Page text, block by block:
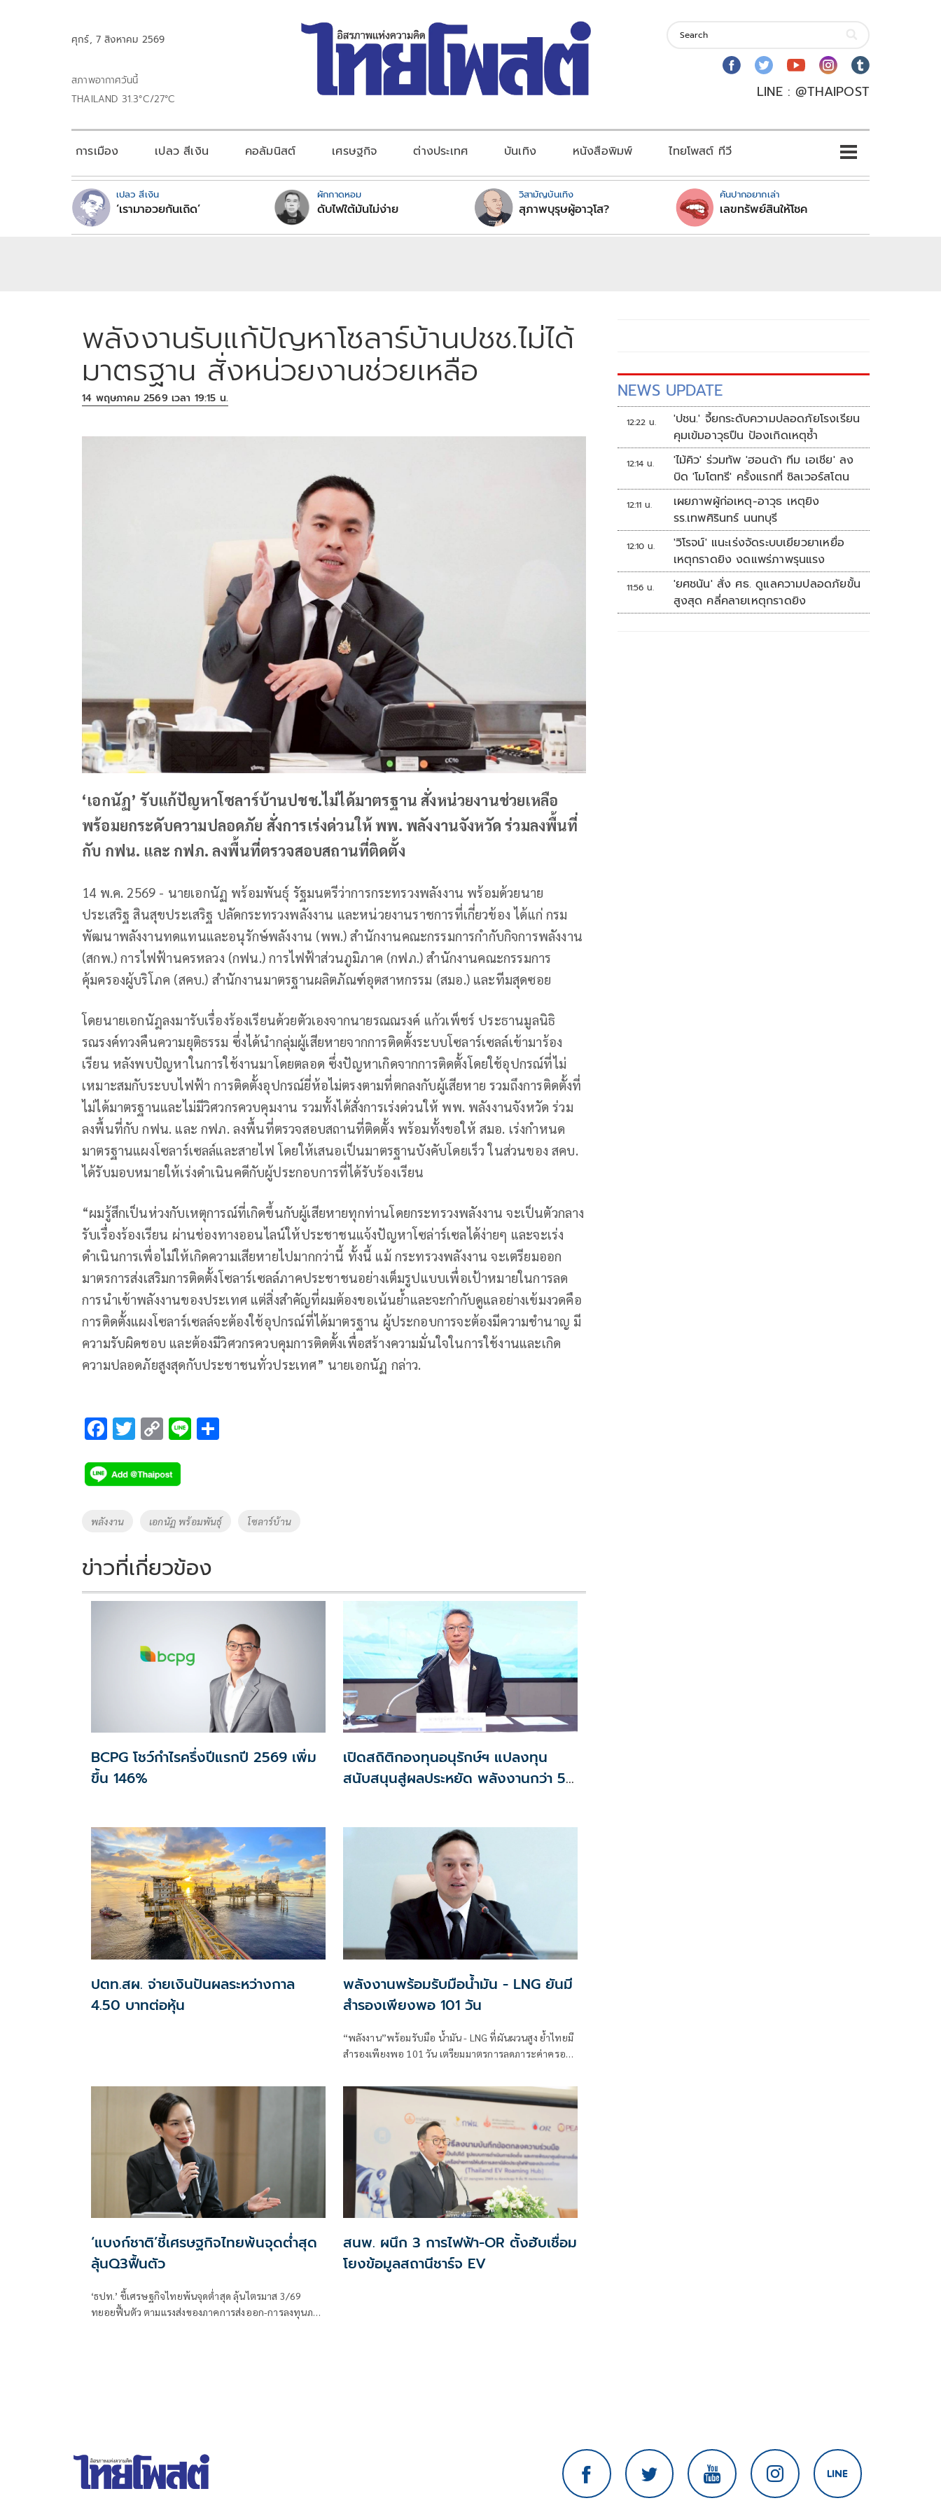
ศุกร์, 7 สิงหาคม 2569
สภาพอากาศวันนี้
THAILAND 31.3°C/27°C
LINE : @THAIPOST
การเมือง เปลว สีเงิน คอลัมนิสต์ เศรษฐกิจ ต่างประเทศ บันเทิง หนังสือพิมพ์ ไทยโพสต์ ทีวี
เปลว สีเงิน
‘เรามาอวยกันเถิด’
ผักกาดหอม
ดับไฟใต้มันไม่ง่าย
วิสามัญบันเทิง
สุภาพบุรุษผู้อาวุโส?
คันปากอยากเล่า
เลขทรัพย์สินให้โชค
พลังงานรับแก้ปัญหาโซลาร์บ้านปชช.ไม่ได้
มาตรฐาน สั่งหน่วยงานช่วยเหลือ
14 พฤษภาคม 2569 เวลา 19:15 น.
‘เอกนัฏ’ รับแก้ปัญหาโซลาร์บ้านปชช.ไม่ได้มาตรฐาน สั่งหน่วยงานช่วยเหลือ
พร้อมยกระดับความปลอดภัย สั่งการเร่งด่วนให้ พพ. พลังงานจังหวัด ร่วมลงพื้นที่
กับ กฟน. และ กฟภ. ลงพื้นที่ตรวจสอบสถานที่ติดตั้ง
14 พ.ค. 2569 - นายเอกนัฏ พร้อมพันธุ์ รัฐมนตรีว่าการกระทรวงพลังงาน พร้อมด้วยนาย
ประเสริฐ สินสุขประเสริฐ ปลัดกระทรวงพลังงาน และหน่วยงานราชการที่เกี่ยวข้อง ได้แก่ กรม
พัฒนาพลังงานทดแทนและอนุรักษ์พลังงาน (พพ.) สำนักงานคณะกรรมการกำกับกิจการพลังงาน
(สกพ.) การไฟฟ้านครหลวง (กฟน.) การไฟฟ้าส่วนภูมิภาค (กฟภ.) สำนักงานคณะกรรมการ
คุ้มครองผู้บริโภค (สคบ.) สำนักงานมาตรฐานผลิตภัณฑ์อุตสาหกรรม (สมอ.) และทีมสุดซอย
โดยนายเอกนัฎลงมารับเรื่องร้องเรียนด้วยตัวเองจากนายรณณรงค์ แก้วเพ็ชร์ ประธานมูลนิธิ
รณรงค์ทวงคืนความยุติธรรม ซึ่งได้นำกลุ่มผู้เสียหายจากการติดตั้งระบบโซลาร์เซลล์เข้ามาร้อง
เรียน หลังพบปัญหาในการใช้งานมาโดยตลอด ซึ่งปัญหาเกิดจากการติดตั้งโดยใช้อุปกรณ์ที่ไม่
เหมาะสมกับระบบไฟฟ้า การติดตั้งอุปกรณ์ยี่ห้อไม่ตรงตามที่ตกลงกับผู้เสียหาย รวมถึงการติดตั้งที่
ไม่ได้มาตรฐานและไม่มีวิศวกรควบคุมงาน รวมทั้งได้สั่งการเร่งด่วนให้ พพ. พลังงานจังหวัด ร่วม
ลงพื้นที่กับ กฟน. และ กฟภ. ลงพื้นที่ตรวจสอบสถานที่ติดตั้ง พร้อมทั้งขอให้ สมอ. เร่งกำหนด
มาตรฐานแผงโซลาร์เซลล์และสายไฟ โดยให้เสนอเป็นมาตรฐานบังคับโดยเร็ว ในส่วนของ สคบ.
ได้รับมอบหมายให้เร่งดำเนินคดีกับผู้ประกอบการที่ได้รับร้องเรียน
“ผมรู้สึกเป็นห่วงกับเหตุการณ์ที่เกิดขึ้นกับผู้เสียหายทุกท่านโดยกระทรวงพลังงาน จะเป็นตัวกลาง
รับเรื่องร้องเรียน ผ่านช่องทางออนไลน์ให้ประชาชนแจ้งปัญหาโซล่าร์เซลได้ง่ายๆ และจะเร่ง
ดำเนินการเพื่อไม่ให้เกิดความเสียหายไปมากกว่านี้ ทั้งนี้ แม้ กระทรวงพลังงาน จะเตรียมออก
มาตรการส่งเสริมการติดตั้งโซลาร์เซลล์ภาคประชาชนอย่างเต็มรูปแบบเพื่อเป้าหมายในการลด
การนำเข้าพลังงานของประเทศ แต่สิ่งสำคัญที่ผมต้องขอเน้นย้ำและจะกำกับดูแลอย่างเข้มงวดคือ
การติดตั้งแผงโซลาร์เซลล์จะต้องใช้อุปกรณ์ที่ได้มาตรฐาน ผู้ประกอบการจะต้องมีความชำนาญ มี
ความรับผิดชอบ และต้องมีวิศวกรควบคุมการติดตั้งเพื่อสร้างความมั่นใจในการใช้งานและเกิด
ความปลอดภัยสูงสุดกับประชาชนทั่วประเทศ” นายเอกนัฏ กล่าว.
F
e
b
o
k
T
tt
er
C
p
y
Li
k
Li
Tags
พลังงาน เอกนัฏ พร้อมพันธุ์ โซลาร์บ้าน
ข่าวที่เกี่ยวข้อง
BCPG โชว์กำไรครึ่งปีแรกปี 2569 เพิ่ม
ขึ้น 146%
เปิดสถิติกองทุนอนุรักษ์ฯ แปลงทุน
สนับสนุนสู่ผลประหยัด พลังงานกว่า 5
ปตท.สผ. จ่ายเงินปันผลระหว่างกาล
4.50 บาทต่อหุ้น
พลังงานพร้อมรับมือน้ำมัน - LNG ยันมี
สำรองเพียงพอ 101 วัน
“พลังงาน”พร้อมรับมือ น้ำมัน - LNG ที่ผันผวนสูง ย้ำไทยมี
สำรองเพียงพอ 101 วัน เตรียมมาตรการลดภาระค่าครอง
‘แบงก์ชาติ’ชี้เศรษฐกิจไทยพ้นจุดต่ำสุด
ลุ้นQ3ฟื้นตัว
‘ธปท.’ ชี้เศรษฐกิจไทยพ้นจุดต่ำสุด ลุ้นไตรมาส 3/69
ทยอยฟื้นตัว ตามแรงส่งของภาคการส่งออก-การลงทุนภาค
สนพ. ผนึก 3 การไฟฟ้า-OR ตั้งฮับเชื่อม
โยงข้อมูลสถานีชาร์จ EV
NEWS UPDATE
12:22 น.
'ปชน.' จี้ยกระดับความปลอดภัยโรงเรียน
คุมเข้มอาวุธปืน ป้องเกิดเหตุซ้ำ
12:14 น.
'ไม้คิว' ร่วมทัพ 'ฮอนด้า ทีม เอเชีย' ลง
บิด 'โมโตทรี' ครั้งแรกที่ ซิลเวอร์สโตน
12:11 น.
เผยภาพผู้ก่อเหตุ-อาวุธ เหตุยิง
รร.เทพศิรินทร์ นนทบุรี
12:10 น.
'วิโรจน์' แนะเร่งจัดระบบเยียวยาเหยื่อ
เหตุกราดยิง งดแพร่ภาพรุนแรง
11:56 น.
'ยศชนัน' สั่ง ศธ. ดูแลความปลอดภัยขั้น
สูงสุด คลี่คลายเหตุกราดยิง